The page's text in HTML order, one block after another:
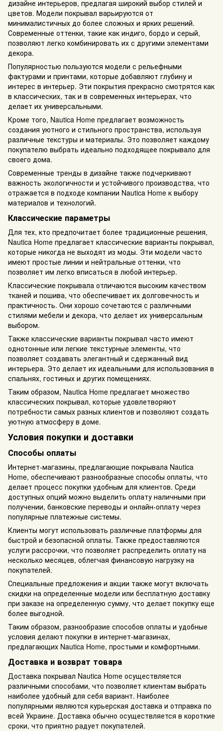
дизайне интерьеров, предлагая широкий выбор стилей и
цветов. Модели покрывал варьируются от
минималистичных до более сложных и ярких решений.
Современные оттенки, такие как индиго, бордо и серый,
позволяют легко комбинировать их с другими элементами
декора.
Популярностью пользуются модели с рельефными
фактурами и принтами, которые добавляют глубину и
интерес в интерьер. Эти покрытия прекрасно смотрятся как
в классических, так и в современных интерьерах, что
делает их универсальными.
Кроме того, Nautica Home предлагает возможность
создания уютного и стильного пространства, используя
различные текстуры и материалы. Это позволяет каждому
покупателю выбрать идеально подходящее покрывало для
своего дома.
Современные тренды в дизайне также подчеркивают
важность экологичности и устойчивого производства, что
отражается в подходе компании Nautica Home к выбору
материалов и технологий.
Классические параметры
Для тех, кто предпочитает более традиционные решения,
Nautica Home предлагает классические варианты покрывал,
которые никогда не выходят из моды. Эти модели часто
имеют простые линии и нейтральные оттенки, что
позволяет им легко вписаться в любой интерьер.
Классические покрывала отличаются высоким качеством
тканей и пошива, что обеспечивает их долговечность и
практичность. Они хорошо сочетаются с различными
стилями мебели и декора, что делает их универсальным
выбором.
Также классические варианты покрывал часто имеют
однотонные или легкие текстурные элементы, что
позволяет создавать элегантный и сдержанный вид
интерьера. Это делает их идеальными для использования в
спальнях, гостиных и других помещениях.
Таким образом, Nautica Home предлагает множество
классических покрывал, которые удовлетворяют
потребности самых разных клиентов и позволяют создать
уютную атмосферу в доме.
Условия покупки и доставки
Способы оплаты
Интернет-магазины, предлагающие покрывала Nautica
Home, обеспечивают разнообразные способы оплаты, что
делает процесс покупки удобным для клиентов. Среди
доступных опций можно выделить оплату наличными при
получении, банковские переводы и онлайн-оплату через
популярные платежные системы.
Клиенты могут использовать различные платформы для
быстрой и безопасной оплаты. Также предоставляются
услуги рассрочки, что позволяет распределить оплату на
несколько месяцев, облегчая финансовую нагрузку на
покупателей.
Специальные предложения и акции также могут включать
скидки на определенные модели или бесплатную доставку
при заказе на определенную сумму, что делает покупку еще
более выгодной.
Таким образом, разнообразие способов оплаты и удобные
условия делают покупки в интернет-магазинах,
предлагающих Nautica Home, простыми и комфортными.
Доставка и возврат товара
Доставка покрывал Nautica Home осуществляется
различными способами, что позволяет клиентам выбрать
наиболее удобный для себя вариант. Наиболее
популярными являются курьерская доставка и отправка по
всей Украине. Доставка обычно осуществляется в короткие
сроки, что приятно радует покупателей.